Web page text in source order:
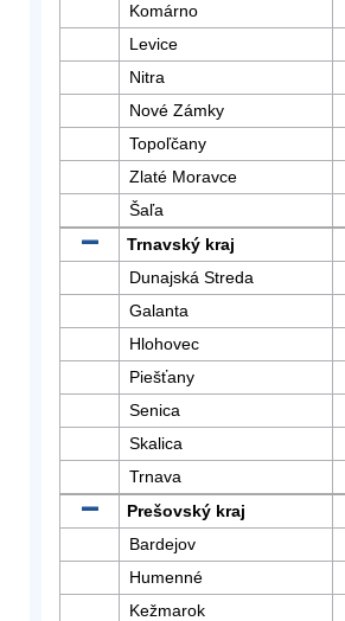
Komárno
Levice
Nitra
Nové Zámky
Topoľčany
Zlaté Moravce
Šaľa
Trnavský kraj
Dunajská Streda
Galanta
Hlohovec
Piešťany
Senica
Skalica
Trnava
Prešovský kraj
Bardejov
Humenné
Kežmarok